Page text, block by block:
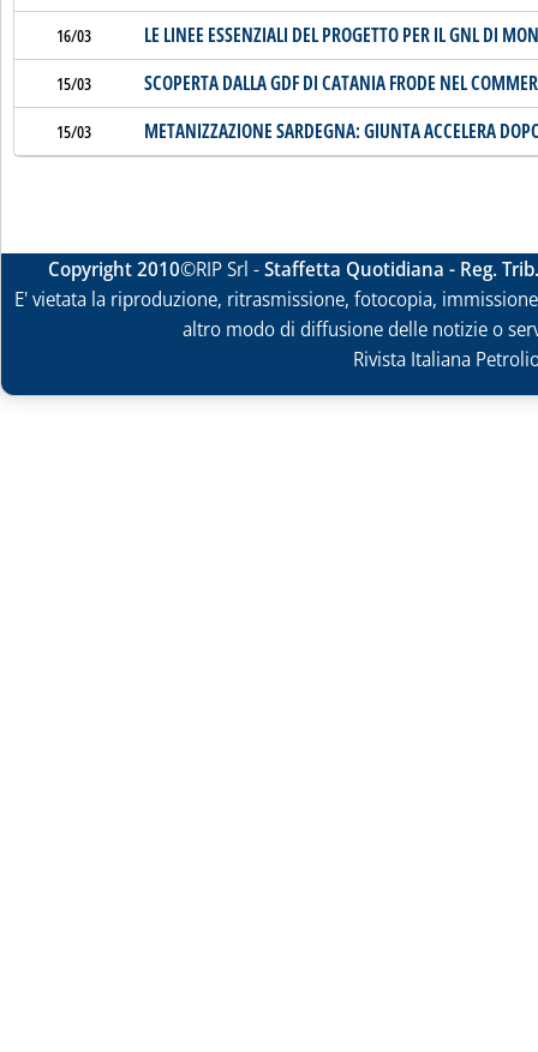
16/03 LE LINEE ESSENZIALI DEL PROGETTO PER IL GNL DI
15/03 SCOPERTA DALLA GDF DI CATANIA FRODE NEL
15/03 METANIZZAZIONE SARDEGNA: GIUNTA ACCELERA
Copyright 2010©RIP Srl -Staffetta Quotidiana - Reg.
E' vietata la riproduzione, ritrasmissione, fotocopia,
altro modo di diffusione delle notizie o
Rivista Italiana